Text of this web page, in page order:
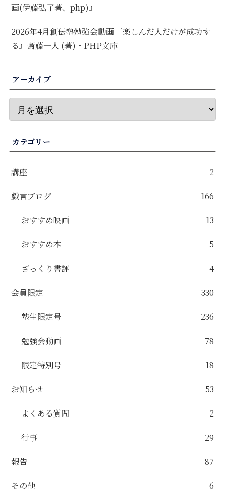
画(伊藤弘了著、php)』
2026年4月創伝塾勉強会動画『楽しんだ人だけが成功す
る』斎藤一人 (著)・PHP文庫
アーカイブ
カテゴリー
講座 2
戯言ブログ 166
おすすめ映画 13
おすすめ本 5
ざっくり書評 4
会員限定 330
塾生限定号 236
勉強会動画 78
限定特別号 18
お知らせ 53
よくある質問 2
行事 29
報告 87
その他 6